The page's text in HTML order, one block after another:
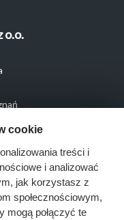
o.o.
cookie
treści i
i analizować
jak korzystasz z
społecznościowym,
mogą połączyć te